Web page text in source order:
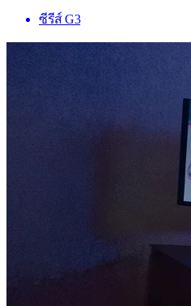
ซีรีส์ G3